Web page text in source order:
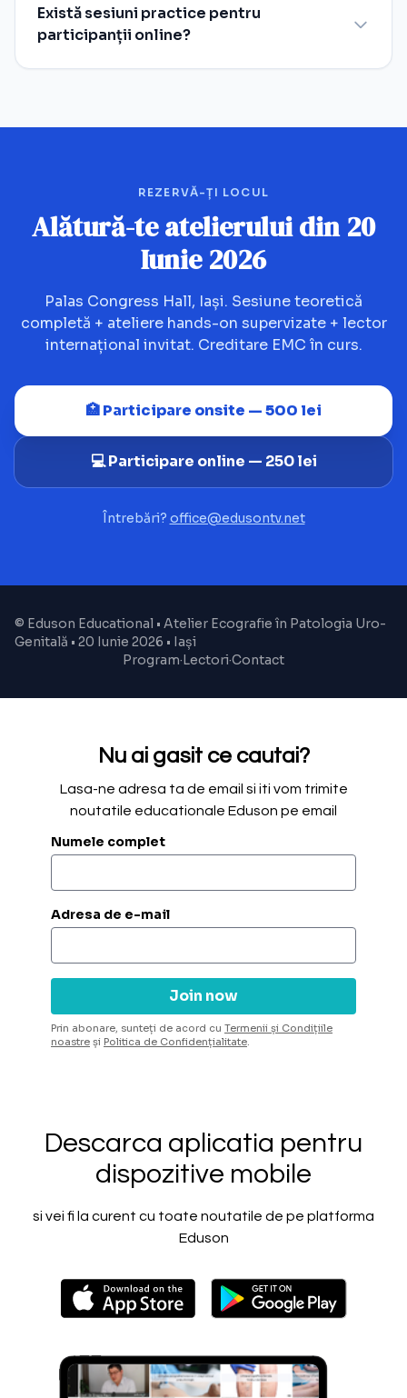
Există sesiuni practice pentru
participanții online?
REZERVĂ-ȚI LOCUL
Alătură-te atelierului din 20
Iunie 2026
Palas Congress Hall, Iași. Sesiune teoretică
completă + ateliere hands-on supervizate + lector
internațional invitat. Creditare EMC în curs.
🏥 Participare onsite — 500 lei
💻 Participare online — 250 lei
Întrebări? office@edusontv.net
© Eduson Educational • Atelier Ecografie în Patologia Uro-
Genitală • 20 Iunie 2026 • Iași
Program·Lectori·Contact
Nu ai gasit ce cautai?
Lasa-ne adresa ta de email si iti vom trimite
noutatile educationale Eduson pe email
Numele complet
Adresa de e-mail
Prin abonare, sunteți de acord cu Termenii și Condițiile
noastre și Politica de Confidențialitate.
Descarca aplicatia pentru
dispozitive mobile
si vei fi la curent cu toate noutatile de pe platforma
Eduson